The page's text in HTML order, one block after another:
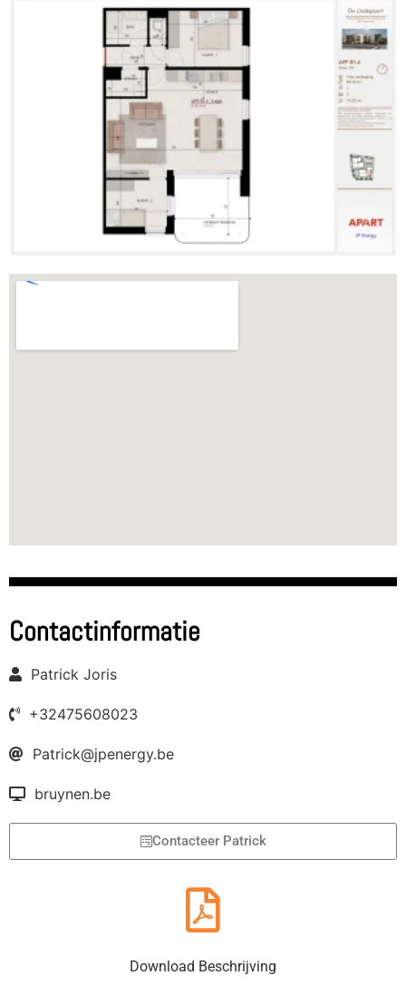
Contactinformatie
Patrick Joris
+32475608023
Patrick@jpenergy.be
bruynen.be
Contacteer Patrick
Download Beschrijving